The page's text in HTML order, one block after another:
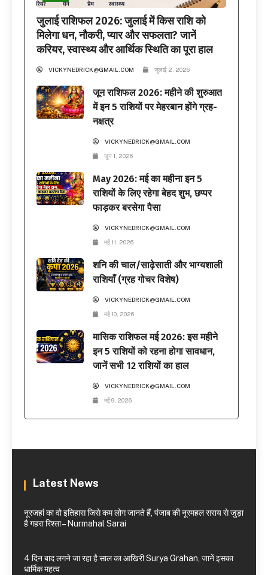
जुलाई राशिफल 2026: जुलाई में किस राशि को
मिलेगा धन, नौकरी, प्यार और सफलता? जानें
करियर, स्वास्थ्य और आर्थिक स्थिति का पूरा हाल
VICKYNEDRICK@GMAIL.COM जुलाई 2, 2026
जून राशिफल 2026: महीने की शुरुआत
में इन 5 राशियों पर मेहरबान होंगे ग्रह-
नक्षत्र
VICKYNEDRICK@GMAIL.COM
जून 1, 2026
May 2026: मई का महीना इन 5
राशियों के लिए रहेगा बेहद शुभ, छप्पर
फाड़कर बरसेगा पैसा
VICKYNEDRICK@GMAIL.COM
मई 11, 2026
शनि की चाल/साढ़ेसाती और भाग्यशाली
राशियाँ (ग्रह गोचर विशेष)
VICKYNEDRICK@GMAIL.COM
मई 10, 2026
मासिक राशिफल मई 2026: इस महीने
इन 5 राशियों को रहना होगा सावधान,
जानें सभी 12 राशियों का हाल
VICKYNEDRICK@GMAIL.COM
मई 9, 2026
Latest News
नूरजहां का वो इतिहास जिसे कम लोग जानते हैं, पंजाब की नूरमहल सराय से जुड़ा
है गहरा रिश्ता – Nurmahal Sarai
4 दिन बाद लगने जा रहा है साल का आखिरी Surya Grahan, जानें इसका
धार्मिक महत्व